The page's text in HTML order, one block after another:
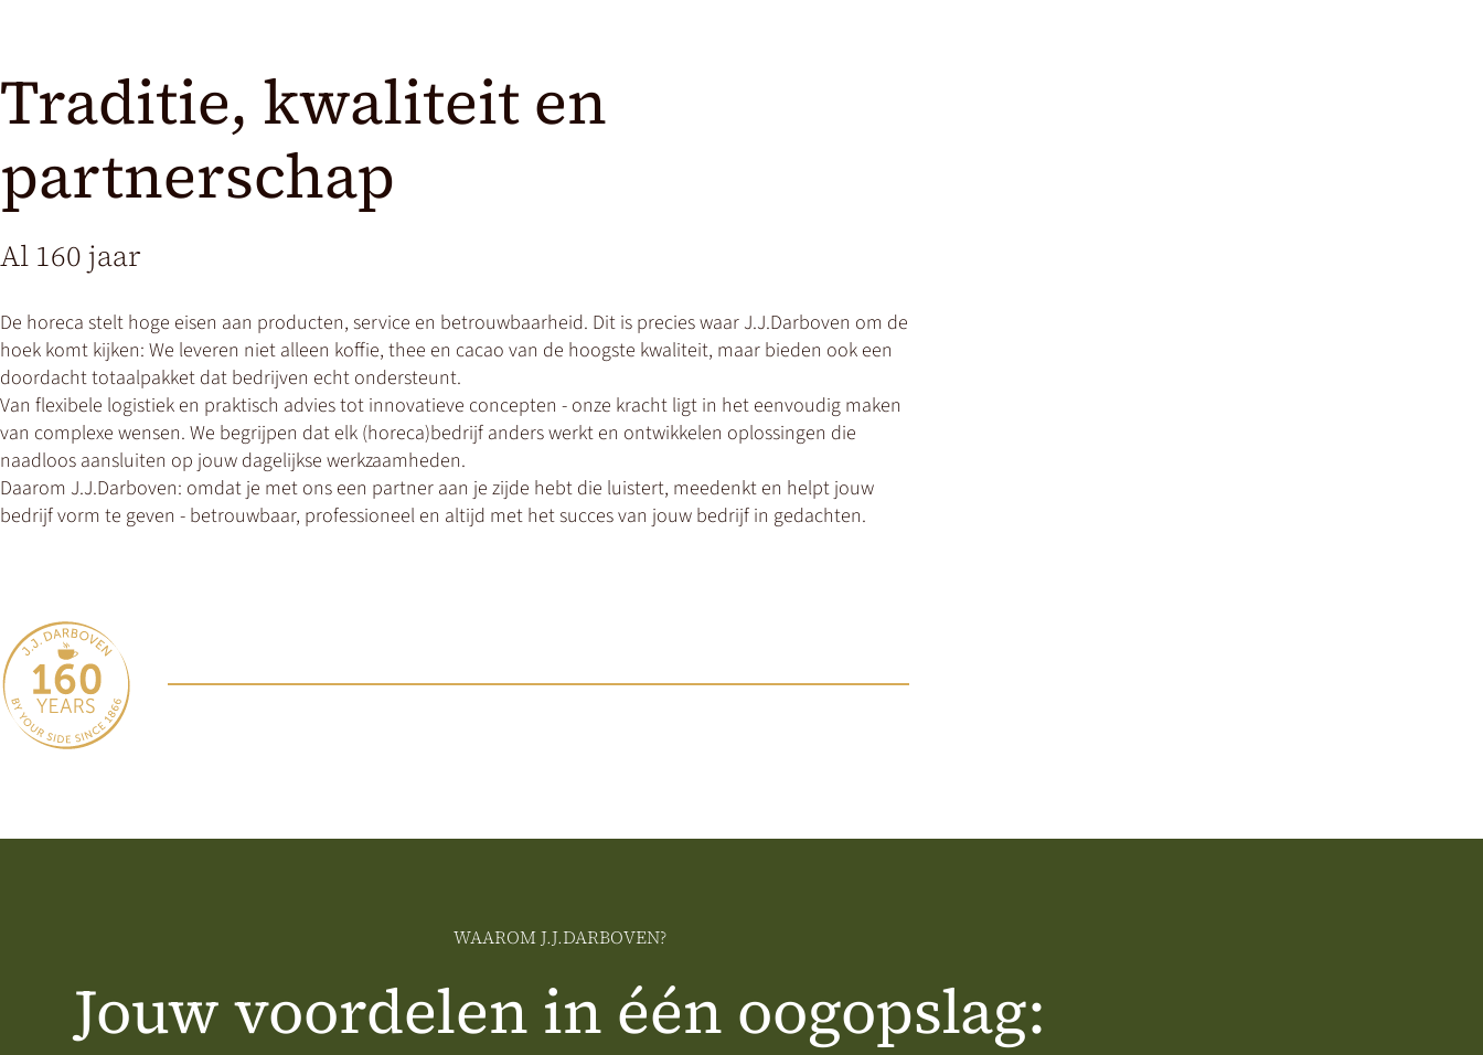
Traditie, kwaliteit en
partnerschap
Al 160 jaar
De horeca stelt hoge eisen aan producten, service en betrouwbaarheid. Dit is precies waar J.J.Darboven om de
hoek komt kijken: We leveren niet alleen koffie, thee en cacao van de hoogste kwaliteit, maar bieden ook een
doordacht totaalpakket dat bedrijven echt ondersteunt.
Van flexibele logistiek en praktisch advies tot innovatieve concepten - onze kracht ligt in het eenvoudig maken
van complexe wensen. We begrijpen dat elk (horeca)bedrijf anders werkt en ontwikkelen oplossingen die
naadloos aansluiten op jouw dagelijkse werkzaamheden.
Daarom J.J.Darboven: omdat je met ons een partner aan je zijde hebt die luistert, meedenkt en helpt jouw
bedrijf vorm te geven - betrouwbaar, professioneel en altijd met het succes van jouw bedrijf in gedachten.
WAAROM J.J.DARBOVEN?
Jouw voordelen in één oogopslag: